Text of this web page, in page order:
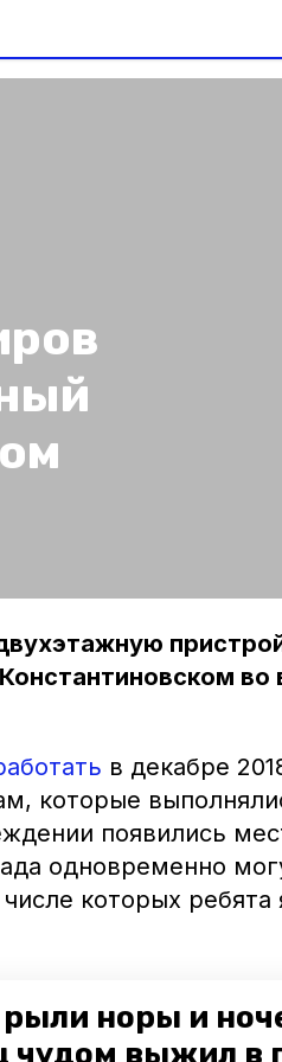
норы и
чудом выжил в
во
в декабре
которые
появились
одновременно
которых ребята
оборудованные
зал и пищеблок,